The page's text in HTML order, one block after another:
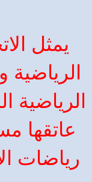
يمثل
الرياضية
الرياضية
عاتقها
رياضات